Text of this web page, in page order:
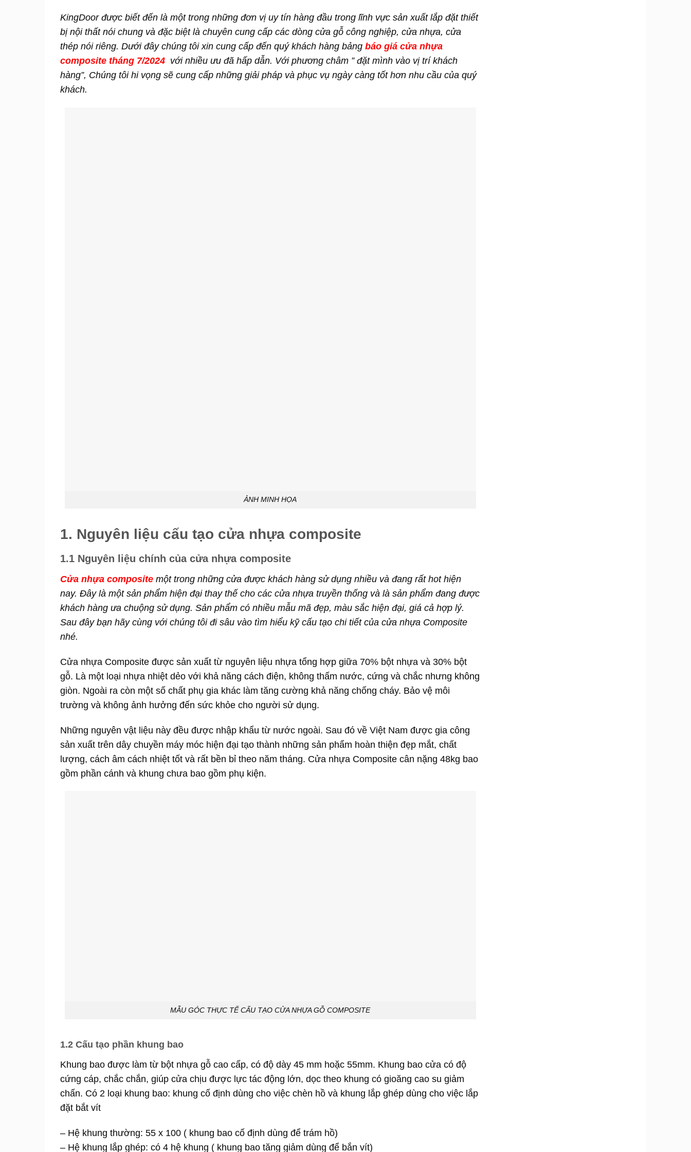
KingDoor được biết đến là một trong những đơn vị uy tín hàng đầu trong lĩnh vực sản xuất lắp đặt thiết
bị nội thất nói chung và đặc biệt là chuyên cung cấp các dòng cửa gỗ công nghiệp, cửa nhựa, cửa
thép nói riêng. Dưới đây chúng tôi xin cung cấp đến quý khách hàng bảng báo giá cửa nhựa
composite tháng 7/2024 với nhiều ưu đã hấp dẫn. Với phương châm ” đặt mình vào vị trí khách
hàng”, Chúng tôi hi vọng sẽ cung cấp những giải pháp và phục vụ ngày càng tốt hơn nhu cầu của quý
khách.
ẢNH MINH HỌA
1. Nguyên liệu cấu tạo cửa nhựa composite
1.1 Nguyên liệu chính của cửa nhựa composite
Cửa nhựa composite một trong những cửa được khách hàng sử dụng nhiều và đang rất hot hiện
nay. Đây là một sản phẩm hiện đại thay thế cho các cửa nhựa truyền thống và là sản phẩm đang được
khách hàng ưa chuộng sử dụng. Sản phẩm có nhiều mẫu mã đẹp, màu sắc hiện đại, giá cả hợp lý.
Sau đây bạn hãy cùng với chúng tôi đi sâu vào tìm hiểu kỹ cấu tạo chi tiết của cửa nhựa Composite
nhé.
Cửa nhựa Composite được sản xuất từ nguyên liệu nhựa tổng hợp giữa 70% bột nhựa và 30% bột
gỗ. Là một loại nhựa nhiệt dẻo với khả năng cách điện, không thấm nước, cứng và chắc nhưng không
giòn. Ngoài ra còn một số chất phụ gia khác làm tăng cường khả năng chống cháy. Bảo vệ môi
trường và không ảnh hưởng đến sức khỏe cho người sử dụng.
Những nguyên vật liệu này đều được nhập khẩu từ nước ngoài. Sau đó về Việt Nam được gia công
sản xuất trên dây chuyền máy móc hiện đại tạo thành những sản phẩm hoàn thiện đẹp mắt, chất
lượng, cách âm cách nhiệt tốt và rất bền bỉ theo năm tháng. Cửa nhựa Composite cân nặng 48kg bao
gồm phần cánh và khung chưa bao gồm phụ kiện.
MẪU GÓC THỰC TẾ CẤU TẠO CỬA NHỰA GỖ COMPOSITE
1.2 Cấu tạo phần khung bao
Khung bao được làm từ bột nhựa gỗ cao cấp, có độ dày 45 mm hoặc 55mm. Khung bao cửa có độ
cứng cáp, chắc chắn, giúp cửa chịu được lực tác động lớn, dọc theo khung có gioăng cao su giảm
chấn. Có 2 loại khung bao: khung cố định dùng cho việc chèn hồ và khung lắp ghép dùng cho việc lắp
đặt bắt vít
– Hệ khung thường: 55 x 100 ( khung bao cố định dùng để trám hồ)
– Hệ khung lắp ghép: có 4 hệ khung ( khung bao tăng giảm dùng để bắn vít)